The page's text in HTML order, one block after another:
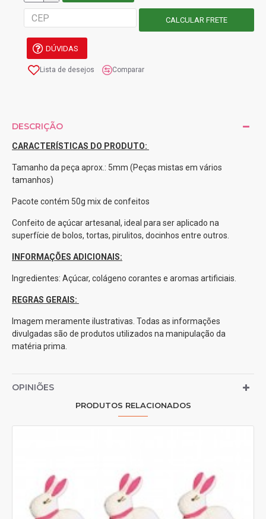
DÚVIDAS
Lista de desejos Comparar
DESCRIÇÃO
CARACTERÍSTICAS DO PRODUTO:
Tamanho da peça aprox.: 5mm (Peças mistas em vários
tamanhos)
Pacote contém 50g mix de confeitos
Confeito de açúcar artesanal, ideal para ser aplicado na
superfície de bolos, tortas, pirulitos, docinhos entre outros.
INFORMAÇÕES ADICIONAIS:
Ingredientes: Açúcar, colágeno corantes e aromas artificiais.
REGRAS GERAIS:
Imagem meramente ilustrativas. Todas as informações
divulgadas são de produtos utilizados na manipulação da
matéria prima.
OPINIÕES
PRODUTOS RELACIONADOS